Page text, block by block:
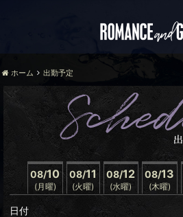
ホーム 出勤予定
08/10
(月曜)
08/11
(火曜)
08/12
(水曜)
08/13
(木曜)
日付